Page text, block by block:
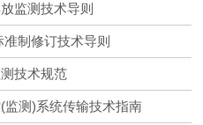
监测技术导则
制修订技术导则
技术规范
监测)系统传输技术指南